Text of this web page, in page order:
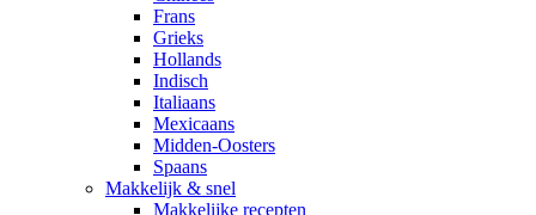
Frans
Grieks
Hollands
Indisch
Italiaans
Mexicaans
Midden-Oosters
Spaans
Makkelijk & snel
Makkelijke recepten